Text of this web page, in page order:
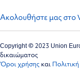
Ακολουθήστε μας στο
Copyright © 2023 Union
δικαιώματος
Όροι χρήσης και